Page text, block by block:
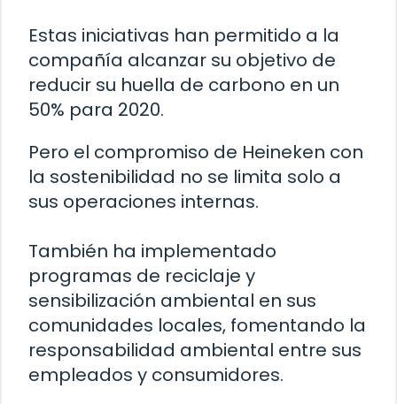
Estas iniciativas han permitido a la
compañía alcanzar su objetivo de
reducir su huella de carbono en un
50% para 2020.
Pero el compromiso de Heineken con
la sostenibilidad no se limita solo a
sus operaciones internas.
También ha implementado
programas de reciclaje y
sensibilización ambiental en sus
comunidades locales, fomentando la
responsabilidad ambiental entre sus
empleados y consumidores.